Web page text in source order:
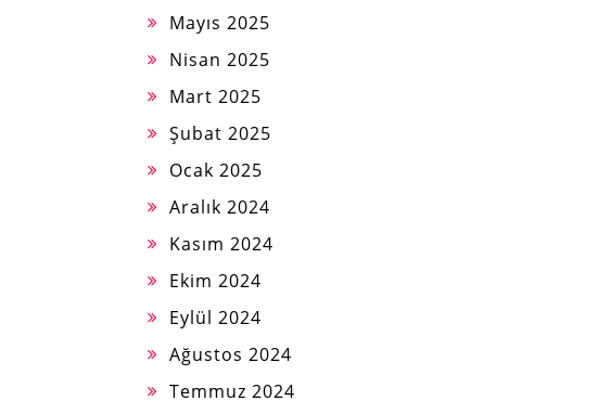
Mayıs 2025
Nisan 2025
Mart 2025
Şubat 2025
Ocak 2025
Aralık 2024
Kasım 2024
Ekim 2024
Eylül 2024
Ağustos 2024
Temmuz 2024